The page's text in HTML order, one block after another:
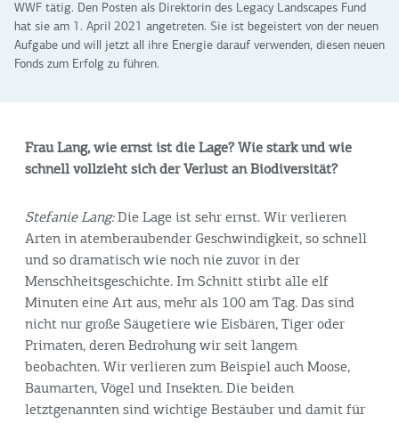
WWF tätig. Den Posten als Direktorin des Legacy Landscapes Fund
hat sie am 1. April 2021 angetreten. Sie ist begeistert von der neuen
Aufgabe und will jetzt all ihre Energie darauf verwenden, diesen neuen
Fonds zum Erfolg zu führen.
Frau Lang, wie ernst ist die Lage? Wie stark und wie
schnell vollzieht sich der Verlust an Biodiversität?
Stefanie Lang:Die Lage ist sehr ernst. Wir verlieren
Arten in atemberaubender Geschwindigkeit, so schnell
und so dramatisch wie noch nie zuvor in der
Menschheitsgeschichte. Im Schnitt stirbt alle elf
Minuten eine Art aus, mehr als 100 am Tag. Das sind
nicht nur große Säugetiere wie Eisbären, Tiger oder
Primaten, deren Bedrohung wir seit langem
beobachten. Wir verlieren zum Beispiel auch Moose,
Baumarten, Vögel und Insekten. Die beiden
letztgenannten sind wichtige Bestäuber und damit für